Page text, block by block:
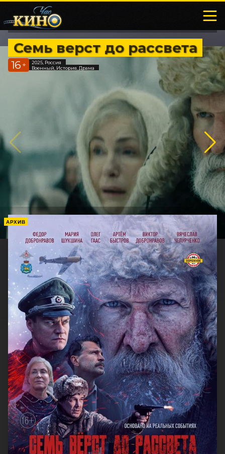
Семь верст до рассвета
16 +
2025, Россия
Военный, История, Драма
АРХИВ